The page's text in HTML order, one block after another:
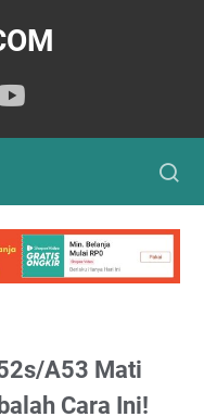
A53 Mati
Cara Ini!